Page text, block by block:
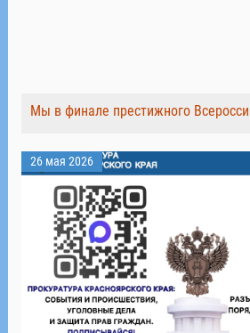
Мы в финале престижного
26 мая 2026